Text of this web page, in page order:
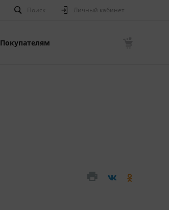
Поиск Личный кабинет
Покупателям